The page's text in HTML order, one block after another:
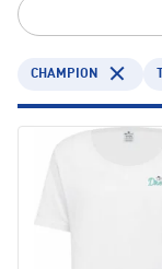
CHAMPION